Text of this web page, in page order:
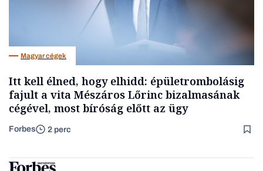
Magyar cégek
Itt kell élned, hogy elhidd: épületrombolásig
fajult a vita Mészáros Lőrinc bizalmasának
cégével, most bíróság előtt az ügy
Forbes 2 perc